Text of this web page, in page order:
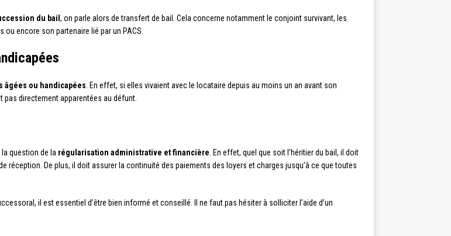
du bail , on parle alors de transfert de bail. Cela concerne notamment le conjoint survivant, les
encore son partenaire lié par un PACS.
âgées ou handicapées . En effet, si elles vivaient avec le locataire depuis au moins un an avant son
pas directement apparentées au défunt.
question de la régularisation administrative et financière . En effet, quel que soit l’héritier du bail, il doit
réception. De plus, il doit assurer la continuité des paiements des loyers et charges jusqu’à ce que toutes
il est essentiel d’être bien informé et conseillé. Il ne faut pas hésiter à solliciter l’aide d’un